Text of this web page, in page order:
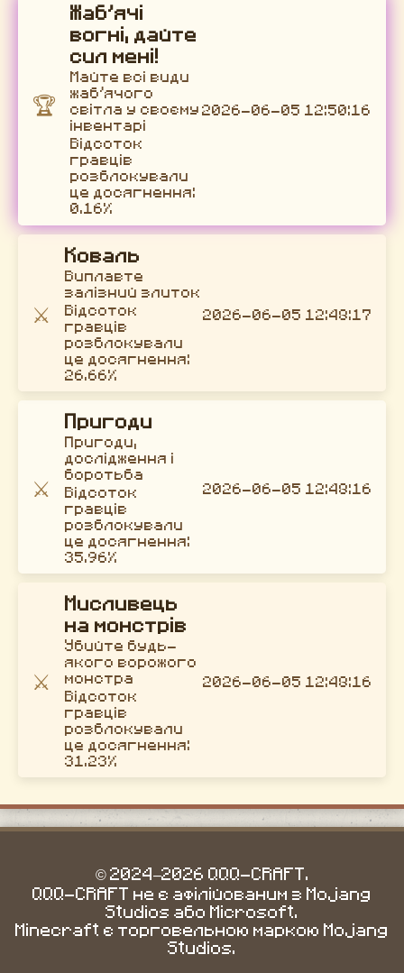
🏆
Жаб’ячі
вогні, дайте
сил мені!
Майте всі види
жаб’ячого
світла у своєму
інвентарі
Відсоток
гравців
розблокували
це досягнення:
0.16%
2026-06-05 12:50:16
⚔️
Коваль
Виплавте
залізний злиток
Відсоток
гравців
розблокували
це досягнення:
26.66%
2026-06-05 12:48:17
⚔️
Пригоди
Пригоди,
дослідження і
боротьба
Відсоток
гравців
розблокували
це досягнення:
35.96%
2026-06-05 12:48:16
⚔️
Мисливець
на монстрів
Убийте будь-
якого ворожого
монстра
Відсоток
гравців
розблокували
це досягнення:
31.23%
2026-06-05 12:48:16
© 2024–2026 QQQ-CRAFT.
QQQ-CRAFT не є афілійованим з Mojang
Studios або Microsoft.
Minecraft є торговельною маркою Mojang
Studios.